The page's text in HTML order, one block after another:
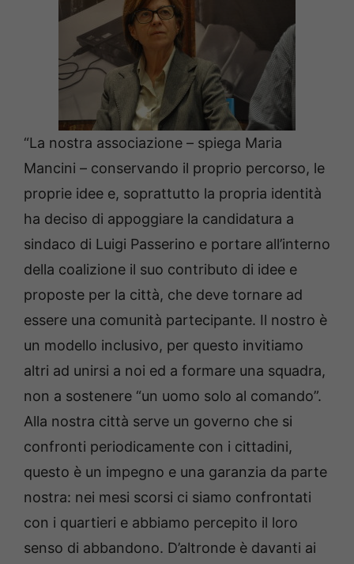
“La nostra associazione – spiega Maria
Mancini – conservando il proprio percorso, le
proprie idee e, soprattutto la propria identità
ha deciso di appoggiare la candidatura a
sindaco di Luigi Passerino e portare all’interno
della coalizione il suo contributo di idee e
proposte per la città, che deve tornare ad
essere una comunità partecipante. Il nostro è
un modello inclusivo, per questo invitiamo
altri ad unirsi a noi ed a formare una squadra,
non a sostenere “un uomo solo al comando”.
Alla nostra città serve un governo che si
confronti periodicamente con i cittadini,
questo è un impegno e una garanzia da parte
nostra: nei mesi scorsi ci siamo confrontati
con i quartieri e abbiamo percepito il loro
senso di abbandono. D’altronde è davanti ai